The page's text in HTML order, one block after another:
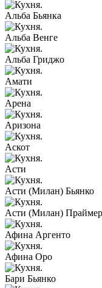
Альба Бьянка
Альба Венге
Альба Гриджо
Амати
Арена
Аризона
Аскот
Асти
Асти (Милан) Бьянко
Асти (Милан) Праймер
Афина Аргенто
Афина Оро
Бари Бьянко